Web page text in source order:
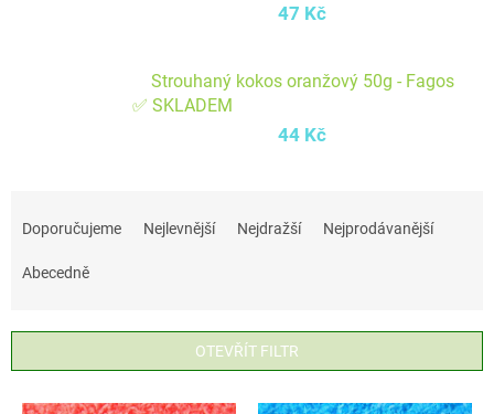
47 Kč
Strouhaný kokos oranžový 50g - Fagos
✅ SKLADEM
44 Kč
a
n
Doporučujeme Nejlevnější Nejdražší Nejprodávanější
Abecedně
OTEVŘÍT FILTR
V